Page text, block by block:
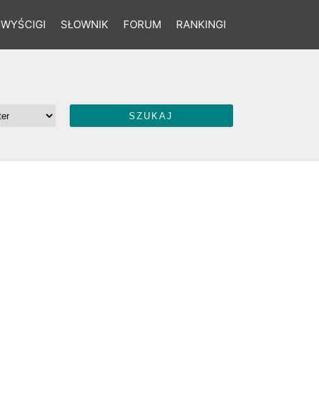
WYŚCIGI SŁOWNIK FORUM RANKINGI